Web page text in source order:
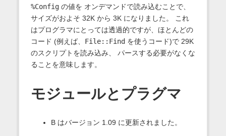
%Configの値を オンデマンドで読み込むことで、
サイズがおよそ 32K から 3K になりました。 これ
はプログラマにとっては透過的ですが、ほとんどの
コード (例えば、 File::Find を使うコード)で 29K
のスクリプトを読み込み、 パースする必要がなくな
ることを意味します。
モジュールとプラグマ
B はバージョン 1.09 に更新されました。